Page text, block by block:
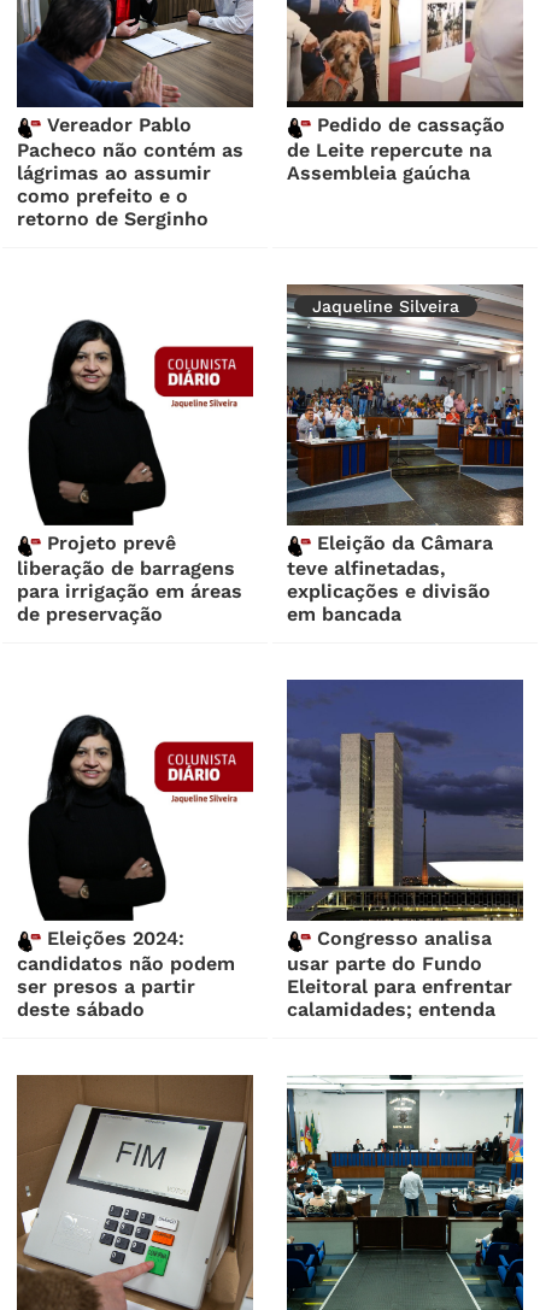
Vereador Pablo
Pacheco não contém as
lágrimas ao assumir
como prefeito e o
retorno de Serginho
Pedido de cassação
de Leite repercute na
Assembleia gaúcha
Projeto prevê
liberação de barragens
para irrigação em áreas
de preservação
Jaqueline Silveira
Eleição da Câmara
teve alfinetadas,
explicações e divisão
em bancada
Eleições 2024:
candidatos não podem
ser presos a partir
deste sábado
Congresso analisa
usar parte do Fundo
Eleitoral para enfrentar
calamidades; entenda